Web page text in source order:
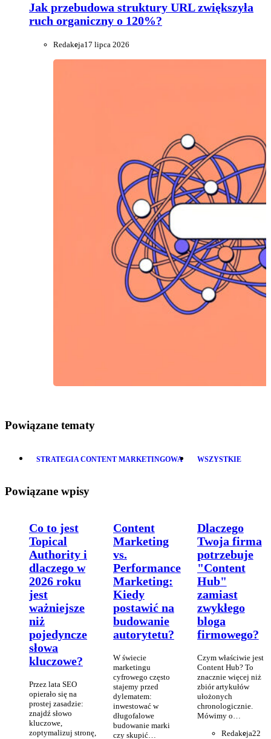
Jak przebudowa struktury URL zwiększyła
ruch organiczny o 120%?
Redakcja17 lipca 2026
Powiązane tematy
STRATEGIA CONTENT MARKETINGOWA WSZYSTKIE
Powiązane wpisy
Co to jest
Topical
Authority i
dlaczego w
2026 roku
jest
ważniejsze
niż
pojedyncze
słowa
kluczowe?
Przez lata SEO
opierało się na
prostej zasadzie:
znajdź słowo
kluczowe,
zoptymalizuj stronę,
Content
Marketing
vs.
Performance
Marketing:
Kiedy
postawić na
budowanie
autorytetu?
W świecie
marketingu
cyfrowego często
stajemy przed
dylematem:
inwestować w
długofalowe
budowanie marki
czy skupić…
Dlaczego
Twoja firma
potrzebuje
"Content
Hub"
zamiast
zwykłego
bloga
firmowego?
Czym właściwie jest
Content Hub? To
znacznie więcej niż
zbiór artykułów
ułożonych
chronologicznie.
Mówimy o…
Redakcja22